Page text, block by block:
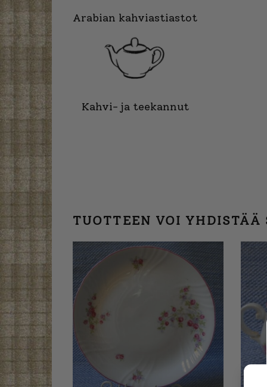
Arabian kahviastiastot
Kahvi- ja teekannut
TUOTTEEN VOI